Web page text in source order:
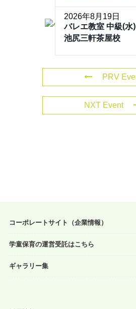
2026年8月19日
バレエ教室 中級(水
池尻三軒茶屋校
PRV
NXT Event
コーポレートサイト（企業情報）
学童保育の運営受託はこちら
ギャラリー集